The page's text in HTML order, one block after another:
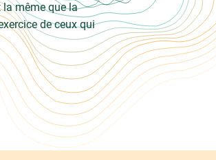
même que la
de ceux qui